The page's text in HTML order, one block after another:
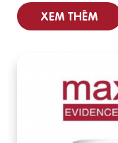
XEM THÊM